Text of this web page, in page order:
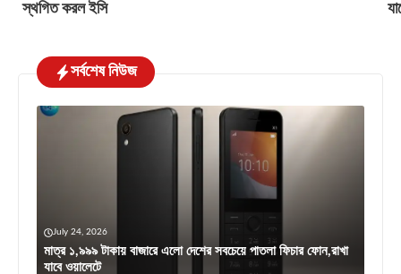
স্থগিত করল ইসি
সর্বশেষ নিউজ
July 24, 2026
মাত্র ১,৯৯৯ টাকায় বাজারে এলো দেশের সবচেয়ে পাতলা ফিচার ফোন,রাখা
যাবে ওয়ালেটে